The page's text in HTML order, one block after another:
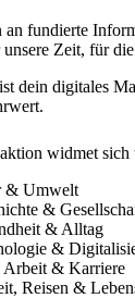
an fundierte
Zeit, für
dein digitales
widmet sich
& Umwelt
&
& Alltag
&
Arbeit & Karriere
Reisen &